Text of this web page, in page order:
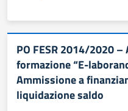
PO FESR 2014/2020
formazione “E-
Ammissione a
liquidazione saldo